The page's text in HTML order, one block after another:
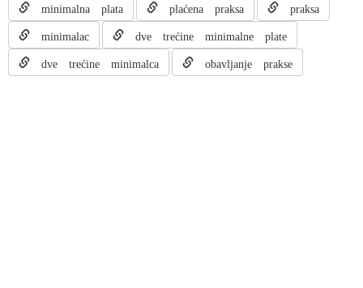
minimalna plata plaćena praksa praksa
minimalac dve trećine minimalne plate
dve trećine minimalca obavljanje prakse